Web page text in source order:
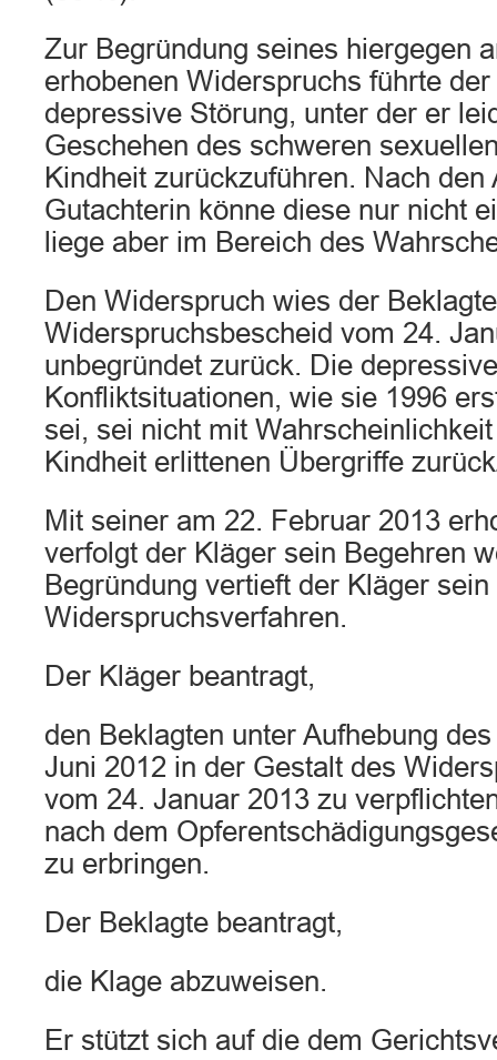
Zur Begründung seines hiergegen
erhobenen Widerspruchs führte
depressive Störung, unter der er
Geschehen des schweren
Kindheit zurückzuführen. Nach den
Gutachterin könne diese nur nicht
liege aber im Bereich des
Den Widerspruch wies der
Widerspruchsbescheid vom 24.
unbegründet zurück. Die
Konfliktsituationen, wie sie 1996
sei, sei nicht mit
Kindheit erlittenen Übergriffe
Mit seiner am 22. Februar 2013
verfolgt der Kläger sein Begehren
Begründung vertieft der Kläger
Widerspruchsverfahren.
Der Kläger beantragt,
den Beklagten unter Aufhebung
Juni 2012 in der Gestalt des
vom 24. Januar 2013 zu
nach dem
zu erbringen.
Der Beklagte beantragt,
die Klage abzuweisen.
Er stützt sich auf die dem